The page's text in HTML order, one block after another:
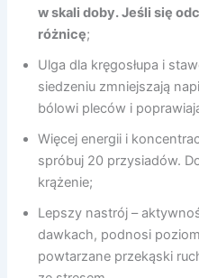
w skali doby. Jeśli się
różnicę;
Ulga dla kręgosłupa i
siedzeniu zmniejszają
bólowi pleców i
Więcej energii i
spróbuj 20 przysiadów.
krążenie;
Lepszy nastrój –
dawkach, podnosi
powtarzane przekąski